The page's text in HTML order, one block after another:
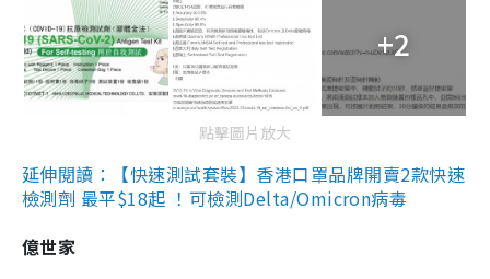
+2
點擊圖片放大
延伸閱讀：【快速測試套裝】香港口罩品牌開賣2款快速
檢測劑 最平$18起 ！可檢測Delta/Omicron病毒
億世家